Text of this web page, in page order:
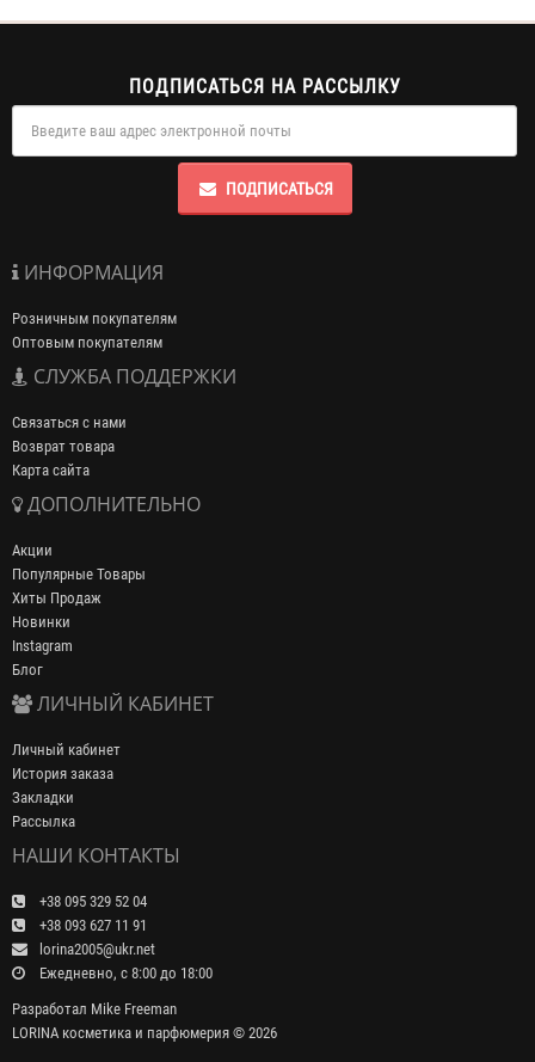
ПОДПИСАТЬСЯ НА РАССЫЛКУ
ПОДПИСАТЬСЯ
ИНФОРМАЦИЯ
Розничным покупателям
Оптовым покупателям
СЛУЖБА ПОДДЕРЖКИ
Связаться с нами
Возврат товара
Карта сайта
ДОПОЛНИТЕЛЬНО
Акции
Популярные Товары
Хиты Продаж
Новинки
Instagram
Блог
ЛИЧНЫЙ КАБИНЕТ
Личный кабинет
История заказа
Закладки
Рассылка
НАШИ КОНТАКТЫ
+38 095 329 52 04
+38 093 627 11 91
lorina2005@ukr.net
Ежедневно, с 8:00 до 18:00
Разработал Mike Freeman
LORINA косметика и парфюмерия © 2026